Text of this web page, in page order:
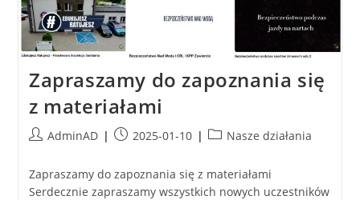
Zapraszamy do zapoznania się
z materiałami
AdminAD 2025-01-10 Nasze działania
Zapraszamy do zapoznania się z materiałami
Serdecznie zapraszamy wszystkich nowych uczestników